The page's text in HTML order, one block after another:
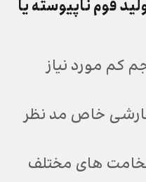
فوم ناپیوسته یا
کم مورد نیاز
خاص مد نظر
های مختلف